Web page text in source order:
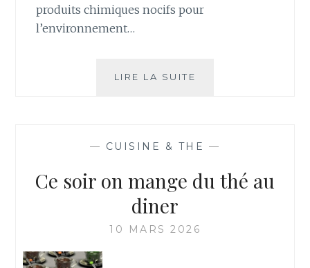
produits chimiques nocifs pour
l’environnement…
LIRE LA SUITE
?
— CUISINE & THE —
Ce soir on mange du thé au
diner
10 MARS 2026